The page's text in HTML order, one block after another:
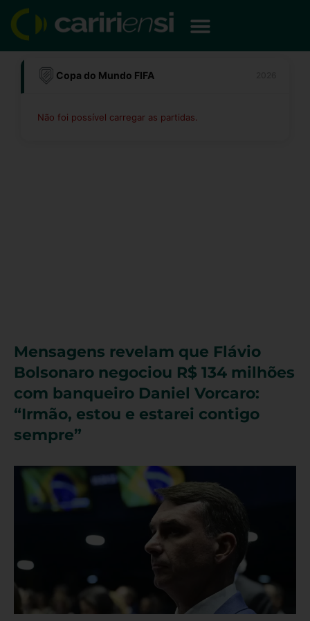
para
conteúdo
Copa do Mundo FIFA
Não foi possível carregar as partidas.
Mensagens revelam que Flávio
Bolsonaro negociou R$ 134 milhões
com banqueiro Daniel Vorcaro:
“Irmão, estou e estarei contigo
sempre”